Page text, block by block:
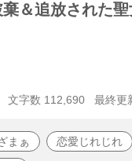
＆追放された
文字数 112,690 最終更
まぁ 恋愛じれじれ